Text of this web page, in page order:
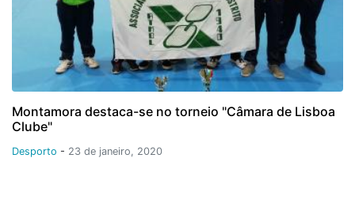
Montamora destaca-se no torneio "Câmara de Lisboa
Clube"
Desporto - 23 de janeiro, 2020